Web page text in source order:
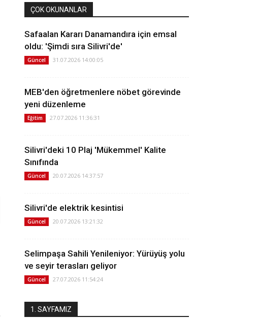
ÇOK OKUNANLAR
Safaalan Kararı Danamandıra için emsal
oldu: 'Şimdi sıra Silivri'de'
Güncel 31.07.2026 14:00:05
MEB'den öğretmenlere nöbet görevinde
yeni düzenleme
Eğitim 27.07.2026 11:36:31
Silivri'deki 10 Plaj 'Mükemmel' Kalite
Sınıfında
Güncel 20.07.2026 14:37:57
Silivri'de elektrik kesintisi
Güncel 20.07.2026 13:21:32
Selimpaşa Sahili Yenileniyor: Yürüyüş yolu
ve seyir terasları geliyor
Güncel 27.07.2026 11:54:24
1. SAYFAMIZ